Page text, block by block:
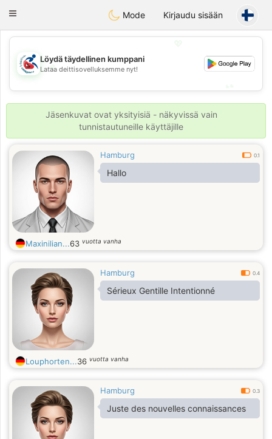
Handi Space
Toggle
Mode Kirjaudu sisään
💖
💕
Löydä täydellinen kumppani
Lataa deittisovelluksemme nyt!
Jäsenkuvat ovat yksityisiä - näkyvissä vain
tunnistautuneille käyttäjille
Hamburg 0.1
Hallo
Maxinilian...63 vuotta vanha
Hamburg 0.4
Sérieux Gentille Intentionné
Louphorten...36 vuotta vanha
Hamburg 0.3
Juste des nouvelles connaissances